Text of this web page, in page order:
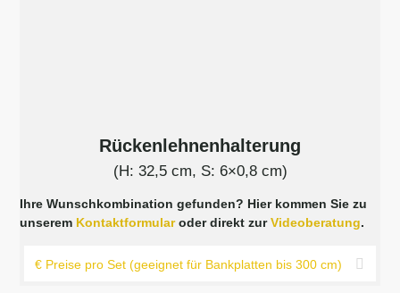
Rückenlehnenhalterung
(H: 32,5 cm, S: 6×0,8 cm)
Ihre Wunschkombination gefunden? Hier kommen Sie zu
unserem Kontaktformularoder direkt zurVideoberatung.
€ Preise pro Set (geeignet für Bankplatten bis 300 cm)